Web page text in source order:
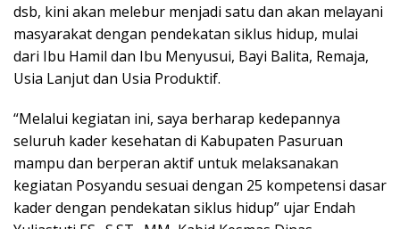
dsb, kini akan melebur menjadi satu dan akan melayani
masyarakat dengan pendekatan siklus hidup, mulai
dari Ibu Hamil dan Ibu Menyusui, Bayi Balita, Remaja,
Usia Lanjut dan Usia Produktif.
“Melalui kegiatan ini, saya berharap kedepannya
seluruh kader kesehatan di Kabupaten Pasuruan
mampu dan berperan aktif untuk melaksanakan
kegiatan Posyandu sesuai dengan 25 kompetensi dasar
kader dengan pendekatan siklus hidup” ujar Endah